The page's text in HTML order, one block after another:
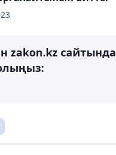
zakon.kz сайтында